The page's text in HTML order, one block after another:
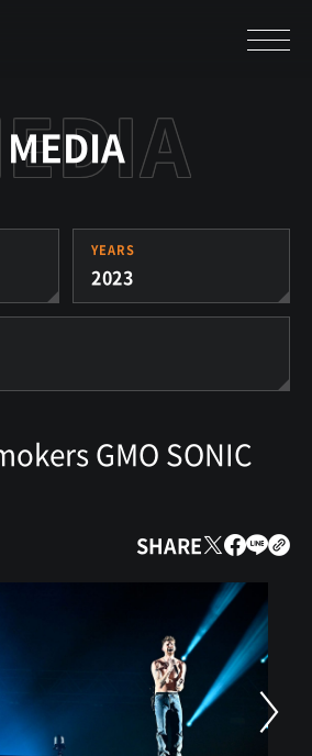
MEDIA
YEARS
2023
GMO SONIC
SHARE